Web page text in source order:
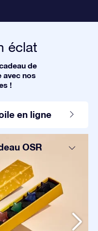
éclat
de
avec nos
!
en ligne
OSR